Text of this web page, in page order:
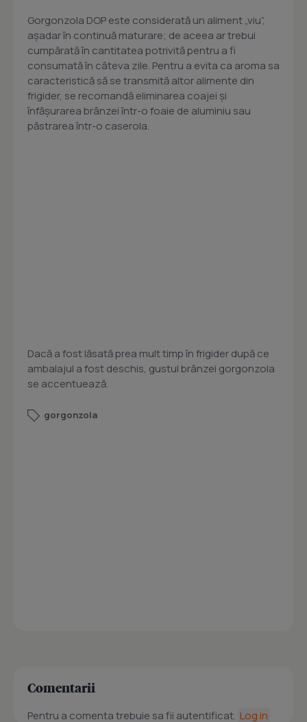
Gorgonzola DOP este considerată un aliment „viu”,
așadar în continuă maturare; de aceea ar trebui
cumpărată în cantitatea potrivită pentru a fi
consumată în câteva zile. Pentru a evita ca aroma sa
caracteristică să se transmită altor alimente din
frigider, se recomandă eliminarea coajei și
înfășurarea brânzei într-o foaie de aluminiu sau
păstrarea într-o caserola.
Dacă a fost lăsată prea mult timp în frigider după ce
ambalajul a fost deschis, gustul brânzei gorgonzola
se accentuează.
gorgonzola
Comentarii
Pentru a comenta trebuie sa fii autentificat. Log in